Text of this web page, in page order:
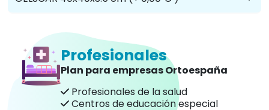
Profesionales
Plan para empresas Ortoespaña
Profesionales de la salud
Centros de educación especial